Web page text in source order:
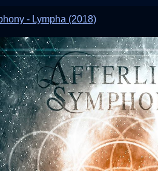
- Lympha (2018)